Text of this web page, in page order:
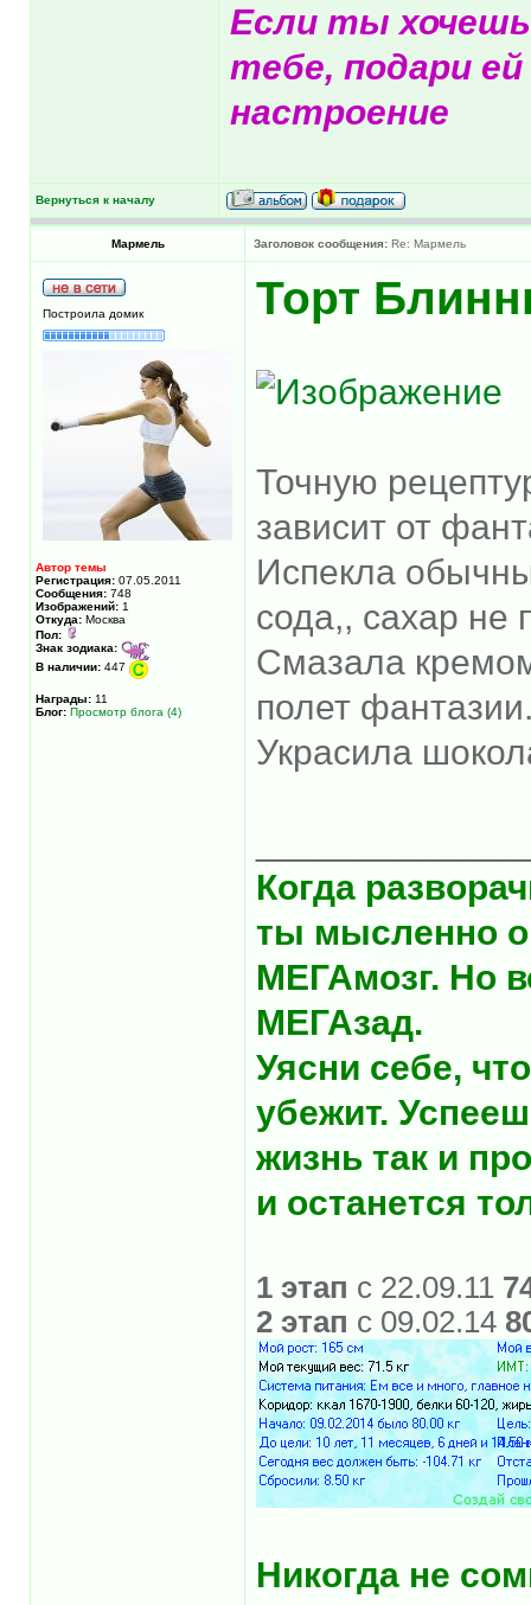
Если ты
тебе, подари ей
настроение
Вернуться к началу
Мармель Заголовок сообщения: Re: Мармель
Построила домик
Автор темы
Регистрация: 07.05.2011
Сообщения: 748
Изображений: 1
Откуда: Москва
Пол:
Знак зодиака:
В наличии: 447
Награды: 11
Блог: Просмотр блога (4)
Торт
Точную
зависит от
Испекла
сода,, сахар не
Смазала
полет
Украсила
Когда
ты мысленно
МЕГАмозг. Но
МЕГАзад.
Уясни себе,
убежит.
жизнь так и
и останется
1 этап с 22.09.11
2 этап с 09.02.14
Никогда не